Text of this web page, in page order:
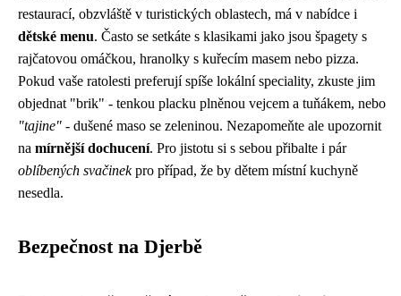
restaurací, obzvláště v turistických oblastech, má v nabídce i
dětské menu. Často se setkáte s klasikami jako jsou špagety s
rajčatovou omáčkou, hranolky s kuřecím masem nebo pizza.
Pokud vaše ratolesti preferují spíše lokální speciality, zkuste jim
objednat "brik" - tenkou placku plněnou vejcem a tuňákem, nebo
"tajine" - dušené maso se zeleninou. Nezapomeňte ale upozornit
na mírnější dochucení. Pro jistotu si s sebou přibalte i pár
oblíbených svačinekpro případ, že by dětem místní kuchyně
nesedla.
Bezpečnost na Djerbě